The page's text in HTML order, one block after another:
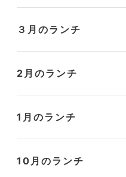
３月のランチ
2月のランチ
1月のランチ
10月のランチ